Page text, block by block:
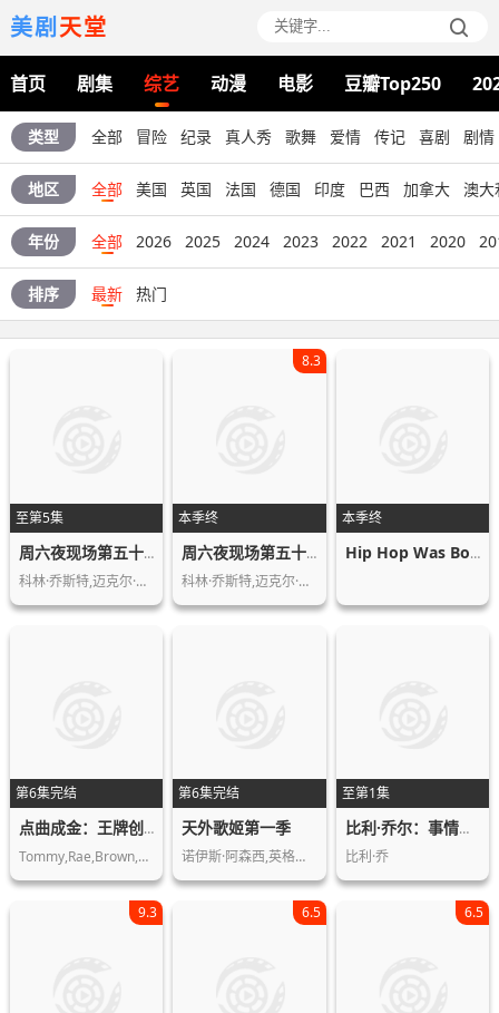
美剧天堂
首页 剧集 综艺 动漫 电影 豆瓣Top250
类型 全部 冒险 纪录 真人秀 歌舞 爱情 传记 喜剧 剧情
地区 全部 美国 英国 法国 德国 印度 巴西 加拿大 澳大
年份 全部 2026 2025 2024 2023 2022 2021 2020
排序 最新 热门
至第5集
周六夜现场第五十一季
科林·乔斯特,迈克尔·彻,杨伯文,基南…
本季终
8.3
周六夜现场第五十季
科林·乔斯特,迈克尔·彻,杨伯文,麦基…
本季终
Hip Hop Was Born Here第一季
第6集完结
点曲成金：王牌创作人幕后直击第一季
Tommy,Rae,Brown,Stephen,Kirk,Sevyn,S…
第6集完结
天外歌姬第一季
诺伊斯·阿森西,英格丽·加西亚·荣松…
至第1集
比利·乔尔：事情就是这样第一季
比利·乔
9.3 6.5 6.5